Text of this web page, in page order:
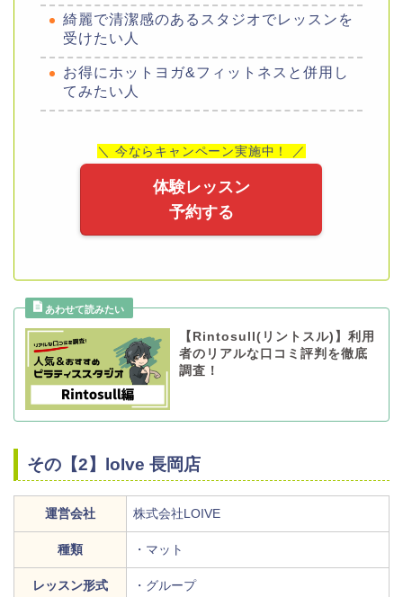
綺麗で清潔感のあるスタジオでレッスンを
受けたい人
お得にホットヨガ&フィットネスと併用し
てみたい人
＼ 今ならキャンペーン実施中！ ／
体験レッスン
予約する
【Rintosull(リントスル)】利用
者のリアルな口コミ評判を徹底
調査！
その【2】loIve 長岡店
運営会社 株式会社LOIVE
種類 ・マット
レッスン形式 ・グループ